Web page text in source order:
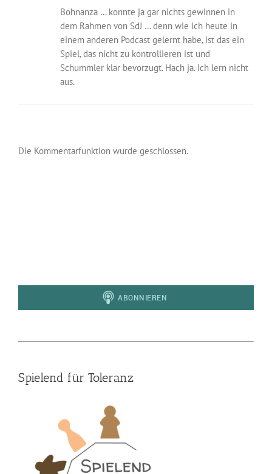
Bohnanza … konnte ja gar nichts gewinnen in
dem Rahmen von SdJ … denn wie ich heute in
einem anderen Podcast gelernt habe, ist das ein
Spiel, das nicht zu kontrollieren ist und
Schummler klar bevorzugt. Hach ja. Ich lern nicht
aus.
Die Kommentarfunktion wurde geschlossen.
Spielend für Toleranz